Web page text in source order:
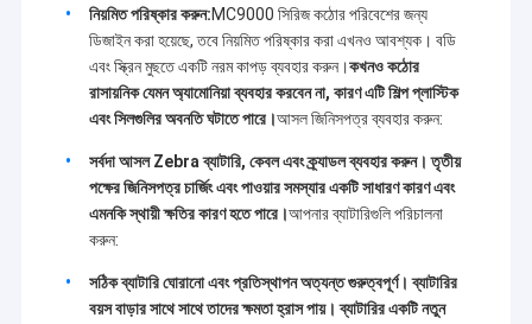
কারখানা ভ্রমণ
মান নিয়ন্ত্রণ
আমাদের সাথে যোগাযোগ করুন
খবর
নিয়মিত পরিষ্কার করুন:MC9000 সিরিজ কঠোর পরিবেশের জন্য
ডিজাইন করা হয়েছে, তবে নিয়মিত পরিষ্কার করা এখনও আবশ্যক। বডি
এবং স্ক্রিন মুছতে একটি নরম কাপড় ব্যবহার করুন।কখনও কঠোর
রাসায়নিক যেমন অ্যামোনিয়া ব্যবহার করবেন না, কারণ এটি শিল্প প্লাস্টিক
এবং সিলগুলির অবনতি ঘটাতে পারে।আসল জিনিসপত্র ব্যবহার করুন:
সর্বদা আসল Zebra ব্যাটারি, কেবল এবং ক্র্যাডল ব্যবহার করুন। তৃতীয়
পক্ষের জিনিসপত্র চার্জিং এবং পাওয়ার সমস্যার একটি সাধারণ কারণ এবং
এমনকি স্থায়ী ক্ষতির কারণ হতে পারে।আপনার ব্যাটারিগুলি পরিচালনা
করুন:
সঠিক ব্যাটারি ঘোরানো এবং প্রতিস্থাপন অত্যন্ত গুরুত্বপূর্ণ। ব্যাটারির
বয়স বাড়ার সাথে সাথে তাদের ক্ষমতা হ্রাস পায়। ব্যাটারির একটি নতুন
ইন-ওয়ান ডেস্কটপও পাওয়া যায়, সেইসাথে Nvidia থেকে verious গ্রাফিক্স কার্ড. যদি
আপনার প্রয়োজনীয় আইটেম আমাদের webiste তালিকাভুক্ত করা হয় না, দয়া করে আমাদের
ইমেইল বা ফোনের মাধ্যমে আরও তথ্যের জন্য যোগাযোগ করুন.